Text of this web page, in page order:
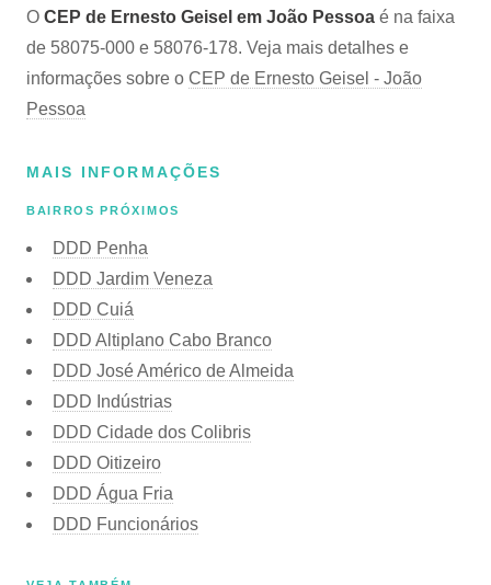
O CEP de Ernesto Geisel em João Pessoa é na faixa
de 58075-000 e 58076-178. Veja mais detalhes e
informações sobre o CEP de Ernesto Geisel - João
Pessoa
MAIS INFORMAÇÕES
BAIRROS PRÓXIMOS
DDD Penha
DDD Jardim Veneza
DDD Cuiá
DDD Altiplano Cabo Branco
DDD José Américo de Almeida
DDD Indústrias
DDD Cidade dos Colibris
DDD Oitizeiro
DDD Água Fria
DDD Funcionários